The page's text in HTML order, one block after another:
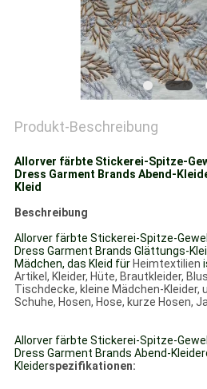
Produkt-Beschreibung
Allorver färbte Stickerei-Spitze-
Dress Garment Brands Abend-
Kleid
Beschreibung
Allorver färbte Stickerei-Spitze-
Dress Garment Brands Glättungs-
Mädchen, das Kleid fürHeimtextilien
Artikel, Kleider, Hüte, Brautkleider,
Tischdecke, kleine Mädchen-Kleider,
Schuhe, Hosen, Hose, kurze Hosen,
Allorver färbte Stickerei-Spitze-
Dress Garment Brands Abend-
Kleiderspezifikationen: